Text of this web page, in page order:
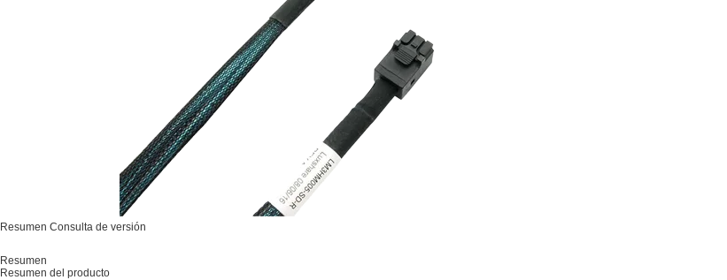
Resumen Consulta de versión
Resumen
Resumen del producto